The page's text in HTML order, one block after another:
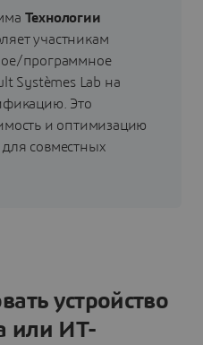
Технологии
участникам
программное
Systèmes Lab на
Это
и оптимизацию
совместных
устройство
или ИТ-